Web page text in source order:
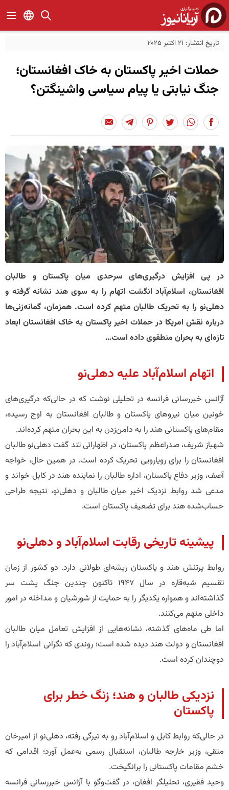
تاریخ انتشار: 21 اکتبر 2025
حملات اخیر پاکستان به خاک افغانستان؛
جنگ نیابتی یا پیام سیاسی واشینگتن؟
در پی افزایش درگیری‌های سرحدی میان پاکستان و طالبان
افغانستان، اسلام‌آباد انگشت اتهام را به سوی هند نشانه گرفته و
دهلی‌نو را به تحریک طالبان متهم کرده است. همزمان، گمانه‌زنی‌ها
درباره نقش امریکا در حملات اخیر پاکستان به خاک افغانستان ابعاد
تازه‌ای به بحران منطقوی داده است…
اتهام اسلام‌آباد علیه دهلی‌نو
آژانس خبررسانی فرانسه در تحلیلی نوشت که در حالی‌که درگیری‌های
خونین میان نیروهای پاکستان و طالبان افغانستان به اوج رسیده،
مقام‌های پاکستانی هند را به دامن‌زدن به این بحران متهم کرده‌اند.
شهباز شریف، صدراعظم پاکستان، در اظهاراتی تند گفت دهلی‌نو طالبان
افغانستان را برای رویارویی تحریک کرده است. در همین حال، خواجه
آصف، وزیر دفاع پاکستان، اداره طالبان را نماینده هند در کابل خواند و
مدعی شد روابط نزدیک اخیر میان طالبان و دهلی‌نو، نتیجه طراحی
حساب‌شده هند برای تضعیف پاکستان است.
پیشینه تاریخی رقابت اسلام‌آباد و دهلی‌نو
روابط پرتنش هند و پاکستان ریشه‌ای طولانی دارد. دو کشور از زمان
تقسیم شبه‌قاره در سال ۱۹۴۷ تاکنون چندین جنگ پشت سر
گذاشته‌اند و همواره یکدیگر را به حمایت از شورشیان و مداخله در امور
داخلی متهم می‌کنند.
اما طی ماه‌های گذشته، نشانه‌هایی از افزایش تعامل میان طالبان
افغانستان و دولت هند دیده شده است؛ روندی که نگرانی اسلام‌آباد را
دوچندان کرده است.
نزدیکی طالبان و هند؛ زنگ خطر برای
پاکستان
در حالی‌که روابط کابل و اسلام‌آباد رو به تیرگی رفته، دهلی‌نو از امیرخان
متقی، وزیر خارجه طالبان، استقبال رسمی به‌عمل آورد؛ اقدامی که
خشم مقامات پاکستانی را برانگیخت.
وحید فقیری، تحلیلگر افغان، در گفت‌وگو با آژانس خبررسانی فرانسه